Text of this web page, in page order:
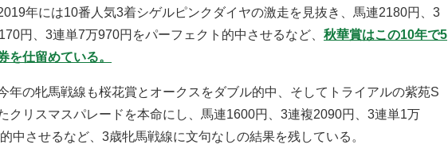
年には10番人気3着シゲルピンクダイヤの激走を見抜き、馬連2180円、3
円、3連単7万970円をパーフェクト的中させるなど、 秋華賞はこの10年で5
を仕留めている。
年の牝馬戦線も桜花賞とオークスをダブル的中、そしてトライアルの紫苑S
クリスマスパレードを本命にし、馬連1600円、3連複2090円、3連単1万
中させるなど、3歳牝馬戦線に文句なしの結果を残している。